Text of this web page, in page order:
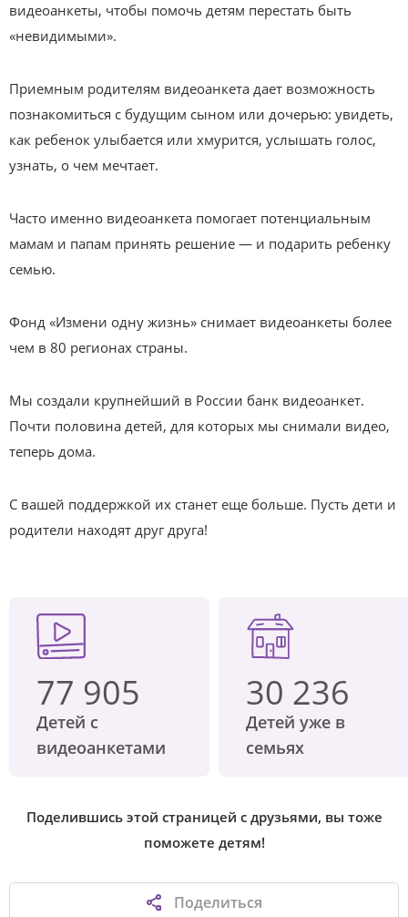
видеоанкеты, чтобы помочь детям перестать быть
«невидимыми».
Приемным родителям видеоанкета дает возможность
познакомиться с будущим сыном или дочерью: увидеть,
как ребенок улыбается или хмурится, услышать голос,
узнать, о чем мечтает.
Часто именно видеоанкета помогает потенциальным
мамам и папам принять решение — и подарить ребенку
семью.
Фонд «Измени одну жизнь» снимает видеоанкеты более
чем в 80 регионах страны.
Мы создали крупнейший в России банк видеоанкет.
Почти половина детей, для которых мы снимали видео,
теперь дома.
С вашей поддержкой их станет еще больше. Пусть дети и
родители находят друг друга!
77 905
Детей с
видеоанкетами
30 236
Детей уже в
семьях
Поделившись этой страницей с друзьями, вы тоже
поможете детям!
Поделиться